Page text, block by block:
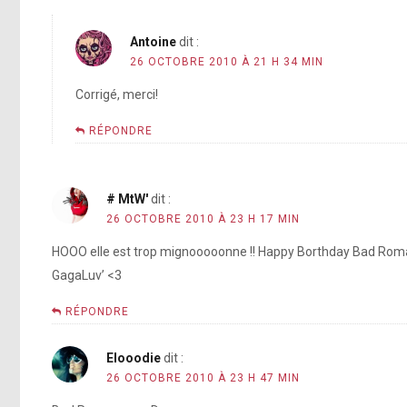
Antoine dit :
26 OCTOBRE 2010 À 21 H 34 MIN
Corrigé, merci!
RÉPONDRE
# MtW'dit :
26 OCTOBRE 2010 À 23 H 17 MIN
HOOO elle est trop mignooooonne !! Happy Borthday Bad
GagaLuv’ <3
RÉPONDRE
Elooodiedit :
26 OCTOBRE 2010 À 23 H 47 MIN